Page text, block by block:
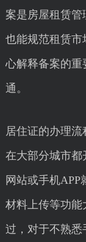
案是房屋租赁管
也能规范租赁
心解释备案的重
通。
居住证的办理
在大部分城市都
网站或手机APP
材料上传等功能
过，对于不熟悉